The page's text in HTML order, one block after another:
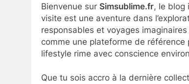
Bienvenue sur Simsublime.fr, le blog
visite est une aventure dans
responsables et voyages
comme une plateforme de référence
lifestyle rime avec conscience
Que tu sois accro à la dernière